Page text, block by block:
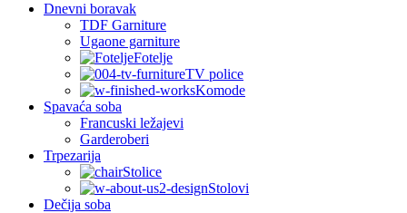
Dnevni boravak
TDF Garniture
Ugaone garniture
Fotelje
TV police
Komode
Spavaća soba
Francuski ležajevi
Garderoberi
Trpezarija
Stolice
Stolovi
Dečija soba